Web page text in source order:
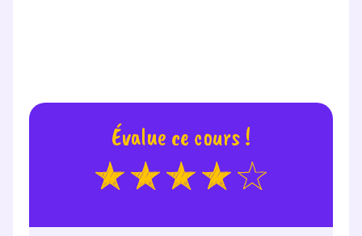
Évalue ce cours !
pour exercer vos droits, vous pouvez consulter
J’accepte de recevoir les actualités et des
communications de la part de